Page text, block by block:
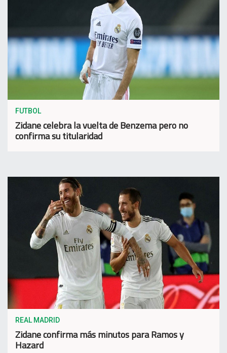
FUTBOL
Zidane celebra la vuelta de Benzema pero no
confirma su titularidad
REAL MADRID
Zidane confirma más minutos para Ramos y
Hazard